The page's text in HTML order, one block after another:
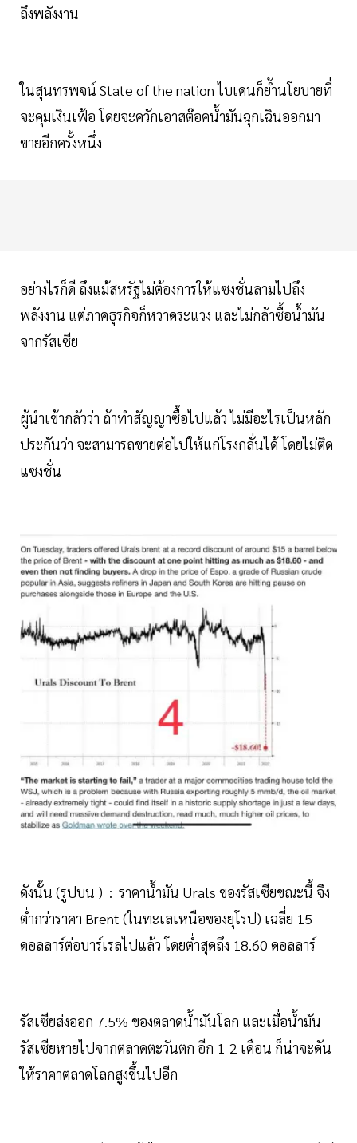
ถึงพลังงาน
ในสุนทรพจน์ State of the nation ไบเดนก็ย้ำนโยบายที่
จะคุมเงินเฟ้อ โดยจะควักเอาสต๊อคน้ำมันฉุกเฉินออกมา
ขายอีกครั้งหนึ่ง
อย่างไรก็ดี ถึงแม้สหรัฐไม่ต้องการให้แซงชั่นลามไปถึง
พลังงาน แต่ภาคธุรกิจก็หวาดระแวง และไม่กล้าซื้อน้ำมัน
จากรัสเซีย
ผู้นำเข้ากลัวว่า ถ้าทำสัญญาซื้อไปแล้ว ไม่มีอะไรเป็นหลัก
ประกันว่า จะสามารถขายต่อไปให้แก่โรงกลั่นได้ โดยไม่ติด
แซงชั่น
ดังนั้น (รูปบน ) : ราคาน้ำมัน Urals ของรัสเซียขณะนี้ จึง
ต่ำกว่าราคา Brent (ในทะเลเหนือของยุโรป) เฉลี่ย 15
ดอลลาร์ต่อบาร์เรลไปแล้ว โดยต่ำสุดถึง 18.60 ดอลลาร์
รัสเซียส่งออก 7.5% ของตลาดน้ำมันโลก และเมื่อน้ำมัน
รัสเซียหายไปจากตลาดตะวันตก อีก 1-2 เดือน ก็น่าจะดัน
ให้ราคาตลาดโลกสูงขึ้นไปอีก